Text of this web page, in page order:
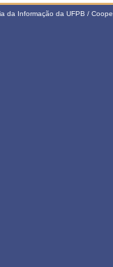
da Informação da UFPB /